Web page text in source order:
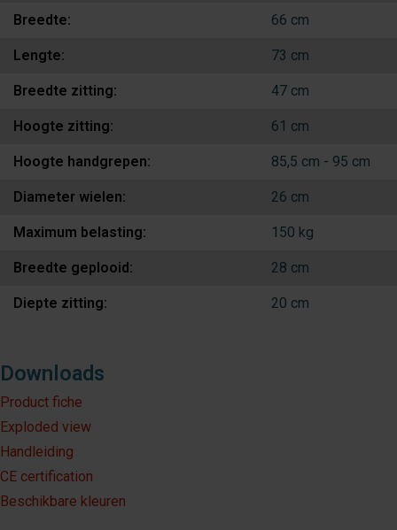
Breedte: 66 cm
Lengte: 73 cm
Breedte zitting: 47 cm
Hoogte zitting: 61 cm
Hoogte handgrepen: 85,5 cm - 95 cm
Diameter wielen: 26 cm
Maximum belasting: 150 kg
Breedte geplooid: 28 cm
Diepte zitting: 20 cm
Downloads
Product fiche
Exploded view
Handleiding
CE certification
Beschikbare kleuren